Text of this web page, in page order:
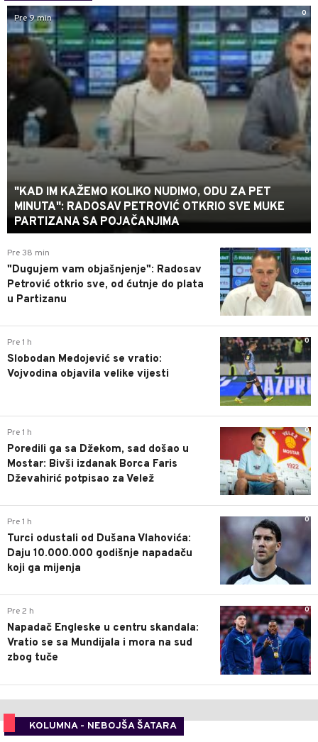
0
Pre 9 min
"KAD IM KAŽEMO KOLIKO NUDIMO, ODU ZA PET
MINUTA": RADOSAV PETROVIĆ OTKRIO SVE MUKE
PARTIZANA SA POJAČANJIMA
0
Pre 38 min
"Dugujem vam objašnjenje": Radosav
Petrović otkrio sve, od ćutnje do plata
u Partizanu
0
Pre 1 h
Slobodan Medojević se vratio:
Vojvodina objavila velike vijesti
0
Pre 1 h
Poredili ga sa Džekom, sad došao u
Mostar: Bivši izdanak Borca Faris
Dževahirić potpisao za Velež
0
Pre 1 h
Turci odustali od Dušana Vlahovića:
Daju 10.000.000 godišnje napadaču
koji ga mijenja
0
Pre 2 h
Napadač Engleske u centru skandala:
Vratio se sa Mundijala i mora na sud
zbog tuče
KOLUMNA - NEBOJŠA ŠATARA